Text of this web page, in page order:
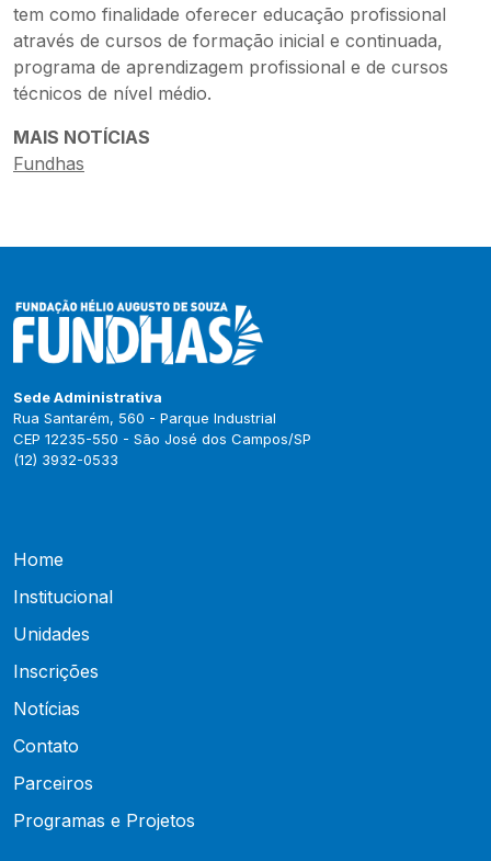
tem como finalidade oferecer educação profissional
através de cursos de formação inicial e continuada,
programa de aprendizagem profissional e de cursos
técnicos de nível médio.
MAIS NOTÍCIAS
Fundhas
Sede Administrativa
Rua Santarém, 560 - Parque Industrial
CEP 12235-550 - São José dos Campos/SP
(12) 3932-0533
Home
Institucional
Unidades
Inscrições
Notícias
Contato
Parceiros
Programas e Projetos